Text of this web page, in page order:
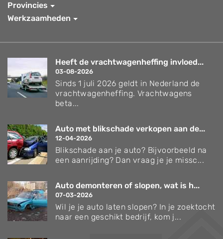
Provincies
Werkzaamheden
Heeft de vrachtwagenheffing invloed...
03-08-2026
Sinds 1 juli 2026 geldt in Nederland de
vrachtwagenheffing. Vrachtwagens
beta...
Auto met blikschade verkopen aan de...
12-04-2026
Blikschade aan je auto? Bijvoorbeeld na
een aanrijding? Dan vraag je je missc...
Auto demonteren of slopen, wat is h...
07-03-2026
Wil je je auto laten slopen? In je zoektocht
naar een geschikt bedrijf, kom j...